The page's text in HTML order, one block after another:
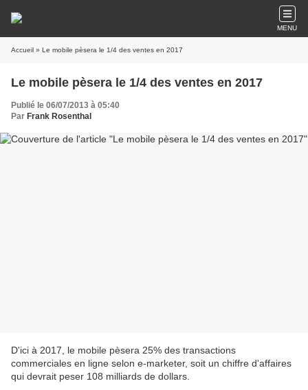
MENU
Accueil » Le mobile pèsera le 1/4 des ventes en 2017
Le mobile pèsera le 1/4 des ventes en 2017
Publié le 06/07/2013 à 05:40
Par Frank Rosenthal
D'ici à 2017, le mobile pèsera 25% des transactions
commerciales en ligne selon e-marketer, soit un chiffre d'affaires
qui devrait peser 108 milliards de dollars.